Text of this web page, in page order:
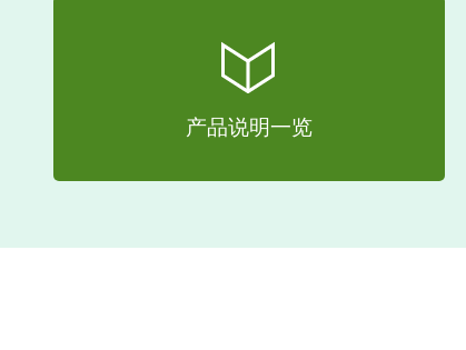
产品说明一览